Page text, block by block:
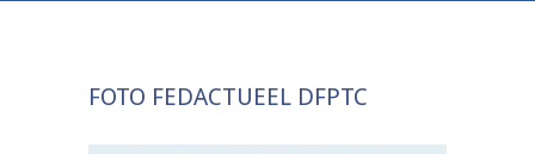
FOTO FEDACTUEEL DFPTC